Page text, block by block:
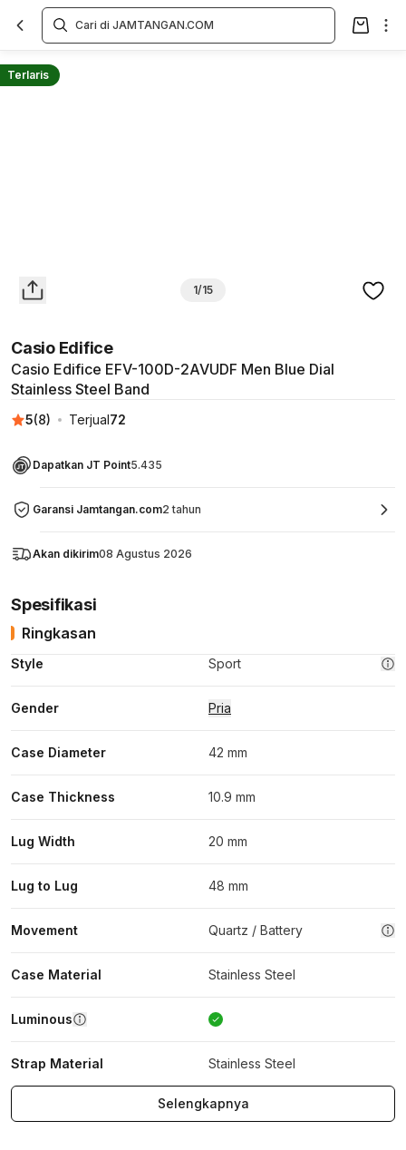
Terlaris
1/15
Casio Edifice
Casio Edifice EFV-100D-2AVUDF Men Blue Dial
Stainless Steel Band
5(8) Terjual72
Dapatkan JT Point5.435
Garansi Jamtangan.com2 tahun
Akan dikirim08 Agustus 2026
Overview
Spesifikasi
Ringkasan
Style Sport
Gender Pria
Case Diameter 42 mm
Case Thickness 10.9 mm
Lug Width 20 mm
Lug to Lug 48 mm
Movement Quartz / Battery
Case Material Stainless Steel
Luminous
Strap Material Stainless Steel
Selengkapnya